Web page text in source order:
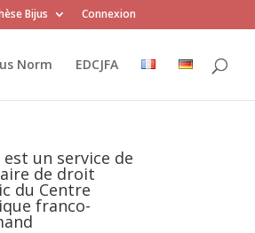
Bijus Connexion
Norm EDCJFA
est un service de
de droit
du Centre
franco-